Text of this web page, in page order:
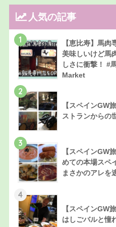
人気の記事
1
【恵比寿】馬
美味しいけど馬
しさに衝撃！ #
Market
2
【スペインGW
ストランからの
3
【スペインGW
めての本場スペ
まさかのアレを
4
【スペインGW
はしごバルと憧